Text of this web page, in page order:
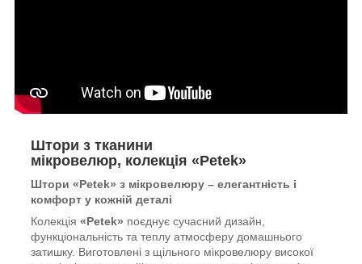
Штори з тканини
мікровелюр, колекція «Petek»
Штори «Petek» з мікровелюру – елегантність і
комфорт у кожній деталі
Колекція «Petek» поєднує сучасний дизайн,
функціональність та теплу атмосферу домашнього
затишку. Виготовлені з щільного мікровелюру високої